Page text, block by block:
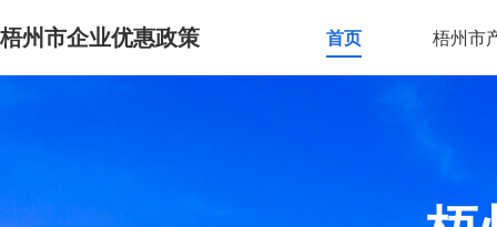
梧州市企业优惠政策 首页 梧州市